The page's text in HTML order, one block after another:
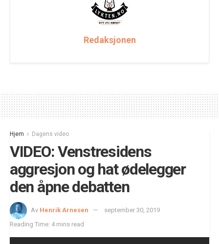
Redaksjonen
Hjem Dagens video
VIDEO: Venstresidens
aggresjon og hat ødelegger
den åpne debatten
Av Henrik Arnesen
september 30, 2019
Reading Time: 4 mins read